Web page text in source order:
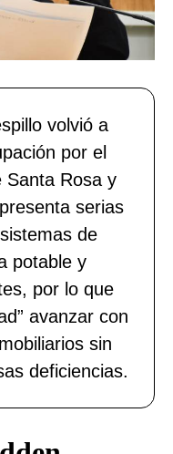
volvió a
por el
Santa Rosa y
serias
de
potable y
por lo que
avanzar con
sin
deficiencias.